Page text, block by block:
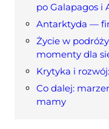
po Galapagos i
Antarktyda —
Życie w
momenty dla
Krytyka i
Co dalej:
mamy